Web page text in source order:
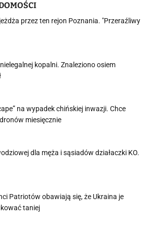
przez ten rejon Poznania. "Przeraźliwy
kopalni. Znaleziono osiem
na wypadek chińskiej inwazji. Chce
miesięcznie
dla męża i sąsiadów działaczki KO.
Patriotów obawiają się, że Ukraina je
taniej